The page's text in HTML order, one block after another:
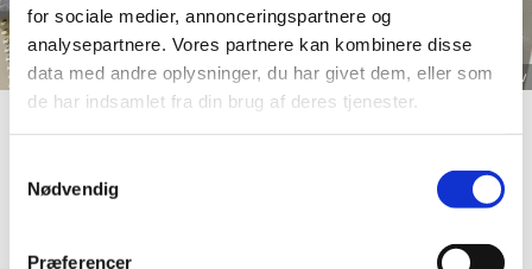
for sociale medier, annonceringspartnere og
analysepartnere. Vores partnere kan kombinere disse
data med andre oplysninger, du har givet dem, eller som
de har indsamlet fra din brug af deres tjenester.
Nødvendig
Præferencer
© hv
Fra mandag den 15. juni og frem til januar 2027 vil
Rantzausgade 49 i Brorsons Kirke, da kontoret på